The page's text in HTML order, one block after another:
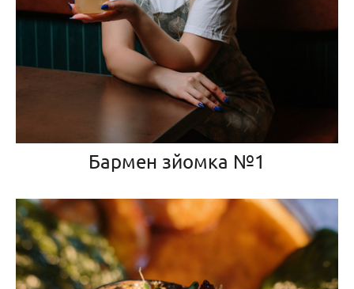
Бармен зйомка №1